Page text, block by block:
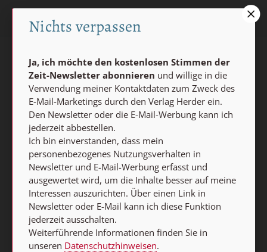
AGB und Widerrufsbelehrung Datenschutz
Barrierefreiheit Impressum
Vertrag widerrufen
Abo online kündigen
Nichts verpassen
Ja, ich möchte den kostenlosen Stimmen der
Zeit-Newsletter abonnieren und willige in die
Verwendung meiner Kontaktdaten zum Zweck des
E-Mail-Marketings durch den Verlag Herder ein.
Den Newsletter oder die E-Mail-Werbung kann ich
jederzeit abbestellen.
Ich bin einverstanden, dass mein
personenbezogenes Nutzungsverhalten in
Newsletter und E-Mail-Werbung erfasst und
ausgewertet wird, um die Inhalte besser auf meine
Interessen auszurichten. Über einen Link in
Newsletter oder E-Mail kann ich diese Funktion
jederzeit ausschalten.
Weiterführende Informationen finden Sie in
unseren Datenschutzhinweisen.